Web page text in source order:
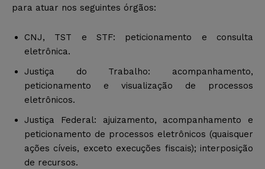
para atuar nos seguintes órgãos:
CNJ, TST e STF: peticionamento e consulta
eletrônica.
Justiça do Trabalho: acompanhamento,
peticionamento e visualização de processos
eletrônicos.
Justiça Federal: ajuizamento, acompanhamento e
peticionamento de processos eletrônicos (quaisquer
ações cíveis, exceto execuções fiscais); interposição
de recursos.